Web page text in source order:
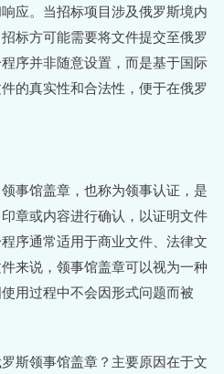
应。当招标项目涉及俄罗斯境内
标方可能需要将文件提交至俄罗
序并非随意设置，而是基于国际
的真实性和合法性，便于在俄罗
事馆盖章，也称为领事认证，是
章或内容进行确认，以证明文件
序通常适用于商业文件、法律文
来说，领事馆盖章可以视为一种
用过程中不会因形式问题而被
斯领事馆盖章？主要原因在于文